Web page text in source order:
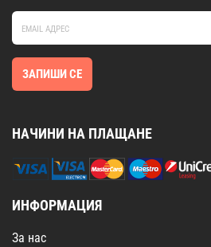
ЗАПИШИ СЕ
НАЧИНИ НА ПЛАЩАНЕ
ИНФОРМАЦИЯ
За нас